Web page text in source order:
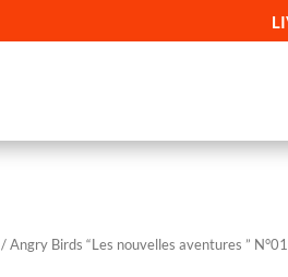
/ Angry Birds “Les nouvelles aventures ”